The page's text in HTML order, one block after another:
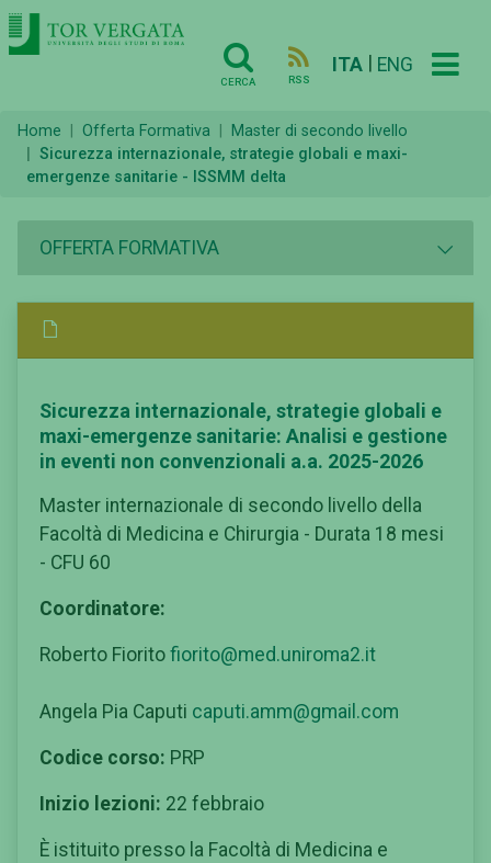
CERCA RSS
ITA ENG
Home Offerta Formativa
Master di secondo livello
Sicurezza internazionale, strategie globali e maxi-
emergenze sanitarie - ISSMM delta
OFFERTA FORMATIVA
Sicurezza internazionale, strategie globali e
maxi-emergenze sanitarie: Analisi e gestione
in eventi non convenzionali a.a. 2025-2026
Master internazionale di secondo livello della
Facoltà di Medicina e Chirurgia - Durata 18 mesi
- CFU 60
Coordinatore:
Roberto Fiorito fiorito@med.uniroma2.it
Angela Pia Caputi caputi.amm@gmail.com
Codice corso: PRP
Inizio lezioni: 22 febbraio
È istituito presso la Facoltà di Medicina e